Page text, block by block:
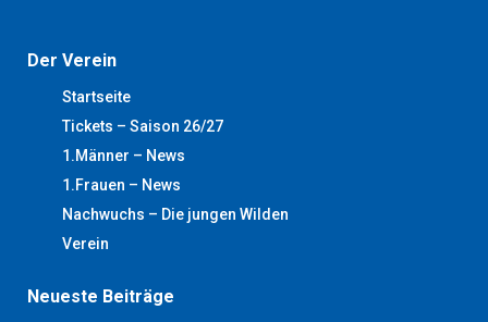
Der Verein
Startseite
Tickets – Saison 26/27
1.Männer – News
1.Frauen – News
Nachwuchs – Die jungen Wilden
Verein
Neueste Beiträge